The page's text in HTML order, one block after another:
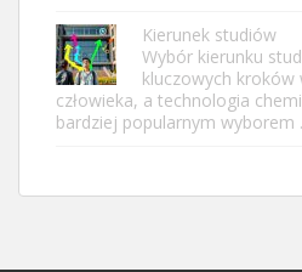
Kierunek studiów
Wybór kierunku
kluczowych kroków
człowieka, a technologia
bardziej popularnym wyborem